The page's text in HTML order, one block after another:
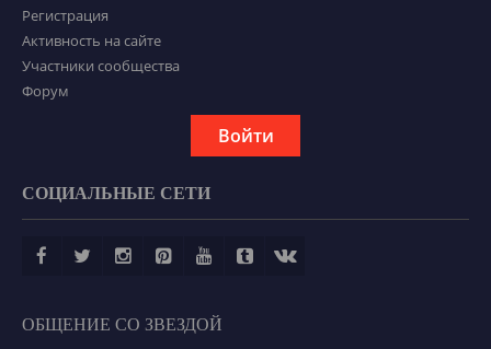
Регистрация
Активность на сайте
Участники сообщества
Форум
Войти
СОЦИАЛЬНЫЕ СЕТИ
ОБЩЕНИЕ СО ЗВЕЗДОЙ